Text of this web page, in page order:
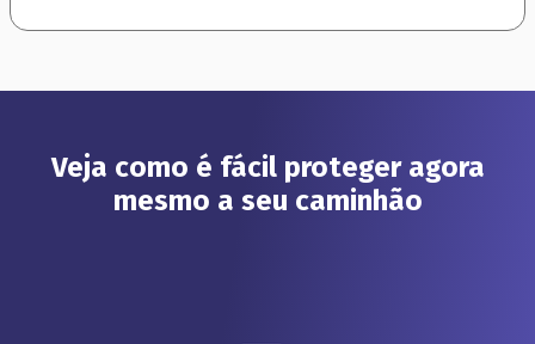
Veja como é fácil proteger agora
mesmo a seu caminhão